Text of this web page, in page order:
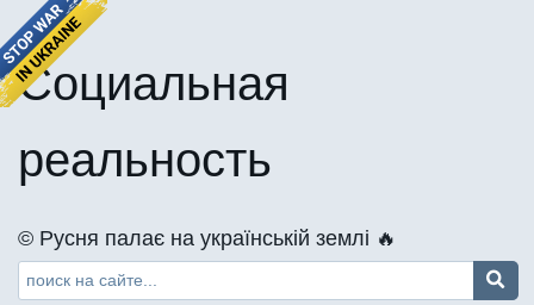
Социальная
реальность
©️ Русня палає на українській землі 🔥